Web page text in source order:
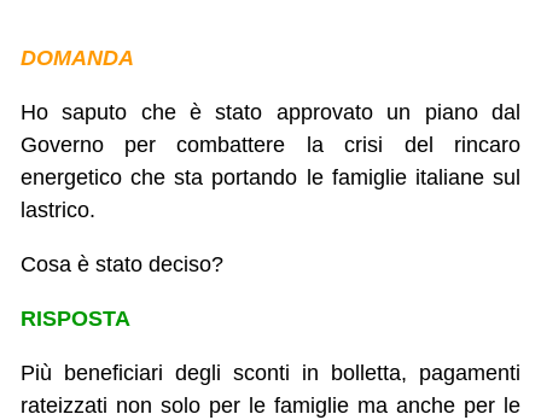
DOMANDA
Ho saputo che è stato approvato un piano dal
Governo per combattere la crisi del rincaro
energetico che sta portando le famiglie italiane sul
lastrico.
Cosa è stato deciso?
RISPOSTA
Più beneficiari degli sconti in bolletta, pagamenti
rateizzati non solo per le famiglie ma anche per le